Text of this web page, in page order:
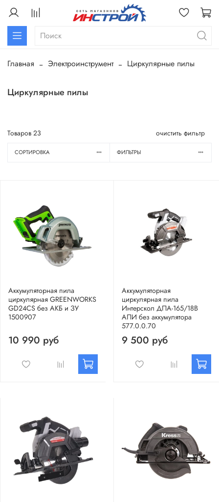
Главная Электроинструмент Циркулярные пилы
Циркулярные пилы
Товаров 23 очистить фильтр
СОРТИРОВКА ФИЛЬТРЫ
Аккумуляторная пила
циркулярная GREENWORKS
GD24CS без АКБ и ЗУ
1500907
10 990 руб
Аккумуляторная
циркулярная пила
Интерскол ДПА-165/18В
АПИ без аккумулятора
577.0.0.70
9 500 руб